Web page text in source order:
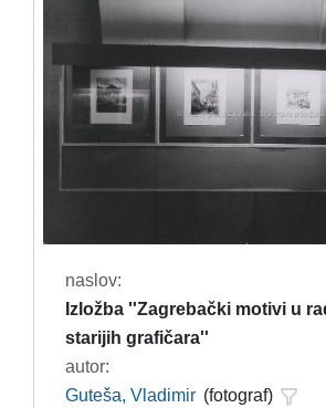
naslov:
Izložba ''Zagrebački motivi u
starijih grafičara''
autor:
Guteša, Vladimir (fotograf)